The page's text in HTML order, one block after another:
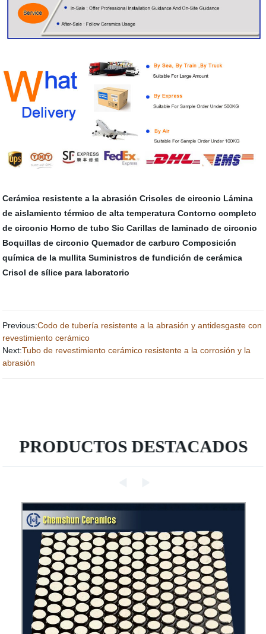
Cerámica resistente a la abrasión Crisoles de circonio Lámina
de aislamiento térmico de alta temperatura Contorno completo
de circonio Horno de tubo Sic Carillas de laminado de circonio
Boquillas de circonio Quemador de carburo Composición
química de la mullita Suministros de fundición de cerámica
Crisol de sílice para laboratorio
Previous:Codo de tubería resistente a la abrasión y antidesgaste con
revestimiento cerámico
Next:Tubo de revestimiento cerámico resistente a la corrosión y la
abrasión
PRODUCTOS DESTACADOS